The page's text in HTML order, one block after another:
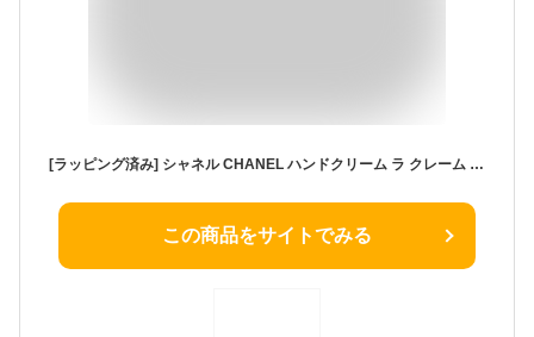
[ラッピング済み] シャネル CHANEL ハンドクリーム ラ クレーム マン リッシュ 50ml スペシャルデザインBOX 誕生日プレゼント 紙袋付き
この商品をサイトでみる